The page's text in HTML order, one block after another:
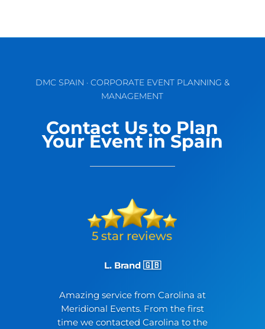
DMC SPAIN · CORPORATE EVENT PLANNING &
MANAGEMENT
Contact Us to Plan
Your Event in Spain
L. Brand 🇬🇧
Amazing service from Carolina at
Meridional Events. From the first
time we contacted Carolina to the